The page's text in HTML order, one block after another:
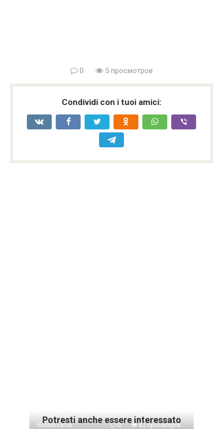
0 5 просмотров
Condividi con i tuoi amici:
Potresti anche essere interessato
Interessante 0 82 просмотров